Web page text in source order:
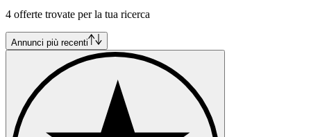
Ford F-Series
Ford Fiesta
Ford GT40
Ford Model A
Ford Model T
Ford Mustang
Ford Sierra
Ford Thunderbird
Ford V8
4 offerte trovate per la tua ricerca
Annunci più recenti